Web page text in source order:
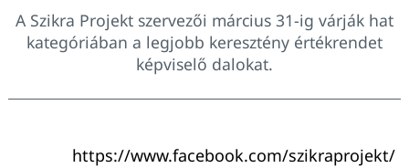
A Szikra Projekt szervezői március 31-ig várják hat
kategóriában a legjobb keresztény értékrendet
képviselő dalokat.
https://www.facebook.com/szikraprojekt/